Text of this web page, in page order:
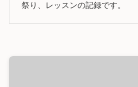
祭り、レッスンの記録です。